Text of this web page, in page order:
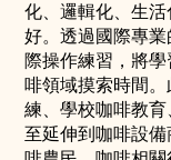
化、邏輯化、生
好。透過國際專
際操作練習，將
啡領域摸索時間
練、學校咖啡教
至延伸到咖啡設